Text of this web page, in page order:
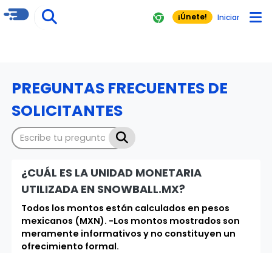
¡Únete! Iniciar
PREGUNTAS FRECUENTES DE
SOLICITANTES
¿CUÁL ES LA UNIDAD MONETARIA
UTILIZADA EN SNOWBALL.MX?
Todos los montos están calculados en pesos
mexicanos (MXN). -Los montos mostrados son
meramente informativos y no constituyen un
ofrecimiento formal.